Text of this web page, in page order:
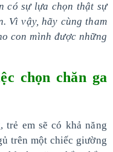
có sự lựa chọn thật sự
Vì vậy, hãy cùng tham
con mình được những
chọn chăn ga
trẻ em sẽ có khả năng
trên một chiếc giường